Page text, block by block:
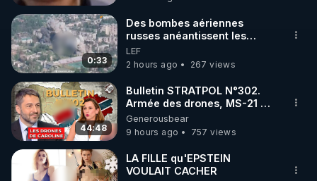
▶ Facebook :
https://www.facebook.com/thierry.rgnr/
▶ Instagram  :
https://www.instagram.com/Thierrycasasnovas_rgn
r
▶Twitter : https://twitter.com/thierrycas
-------------------------
Les sources de cette vidéo :
▶ Dr Nozman, https://www.youtube.com/watch?
v=OkHc4Yt9JRw « Mon bras peut il repousser »
26 nov 2021.
0:33
Des bombes aériennes
russes anéantissent les
centres de contrôle de
drones de 3 brigades
ukrainienne
LEF
2 hours ago
267 views
44:48
Bulletin STRATPOL N°302.
Armée des drones, MS-21 en
série, missiles coréens.
07.08.2026.
Generousbear
9 hours ago
757 views
LA FILLE qu'EPSTEIN
VOULAIT CACHER